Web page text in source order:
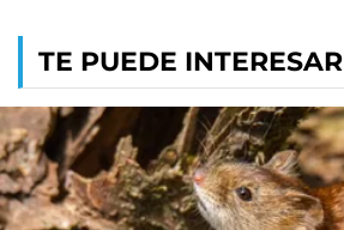
TE PUEDE INTERESAR